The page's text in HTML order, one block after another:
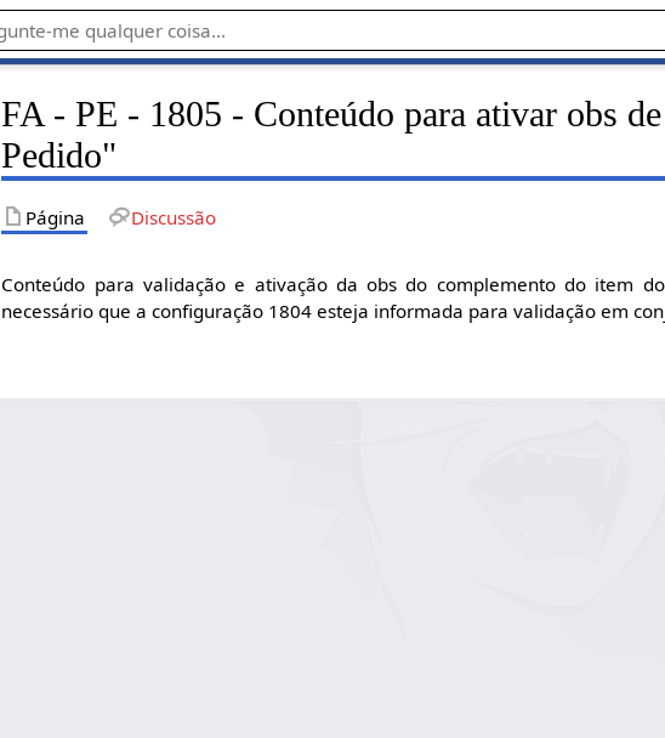
FA - PE - 1805 - Conteúdo para ativar obs
Pedido"
Página Discussão
Conteúdo para validação e ativação da obs do complemento do item
necessário que a configuração 1804 esteja informada para validação em